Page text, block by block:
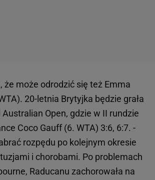
że może odrodzić się też Emma
20-letnia Brytyjka będzie grała
Open, gdzie w II rundzie
Coco Gauff (6. WTA) 3:6, 6:7. -
rozpędu po kolejnym okresie
i chorobami. Po problemach
Raducanu zachorowała na